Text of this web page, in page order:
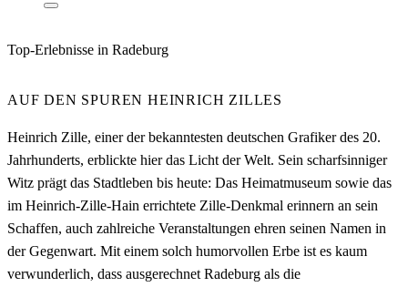
Top-Erlebnisse in Radeburg
AUF DEN SPUREN HEINRICH ZILLES
Heinrich Zille, einer der bekanntesten deutschen Grafiker des 20.
Jahrhunderts, erblickte hier das Licht der Welt. Sein scharfsinniger
Witz prägt das Stadtleben bis heute: Das Heimatmuseum sowie das
im Heinrich-Zille-Hain errichtete Zille-Denkmal erinnern an sein
Schaffen, auch zahlreiche Veranstaltungen ehren seinen Namen in
der Gegenwart. Mit einem solch humorvollen Erbe ist es kaum
verwunderlich, dass ausgerechnet Radeburg als die